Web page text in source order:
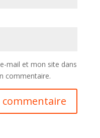
mail et mon site dans
commentaire.